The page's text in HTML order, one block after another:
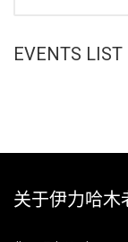
EVENTS LIST
关于伊力哈木